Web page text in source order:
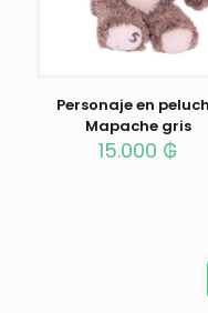
Personaje en
Mapache gris
15.000 ₲